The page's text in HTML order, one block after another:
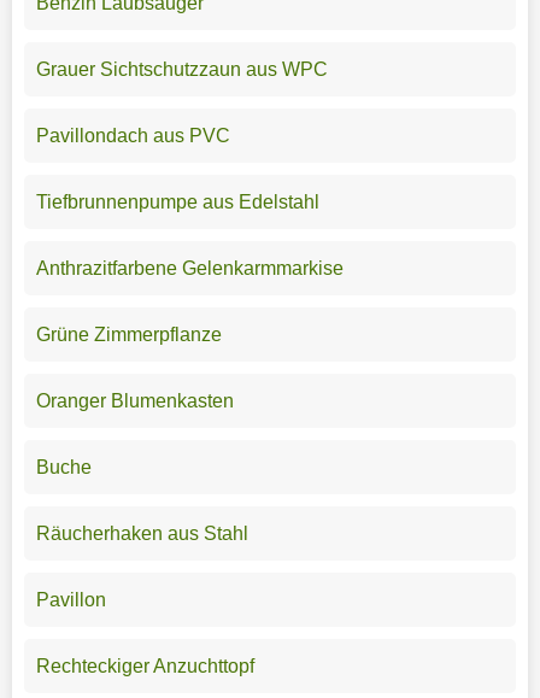
Grauer Sichtschutzzaun aus WPC
Pavillondach aus PVC
Tiefbrunnenpumpe aus Edelstahl
Anthrazitfarbene Gelenkarmmarkise
Grüne Zimmerpflanze
Oranger Blumenkasten
Buche
Räucherhaken aus Stahl
Pavillon
Rechteckiger Anzuchttopf